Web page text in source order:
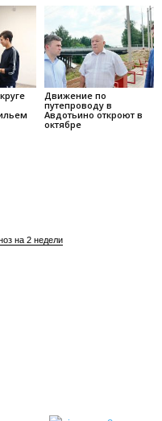
Движение по
путепроводу в
Авдотьино откроют в
октябре
на 2 недели